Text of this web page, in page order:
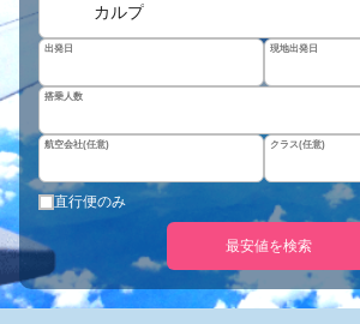
カルプ
出発日 現地出発日
搭乗人数
航空会社(任意) クラス(任意)
直行便のみ
最安値を検索